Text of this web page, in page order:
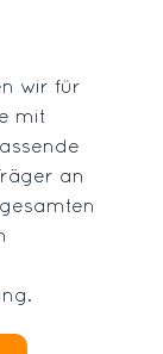
wir für
mit
an